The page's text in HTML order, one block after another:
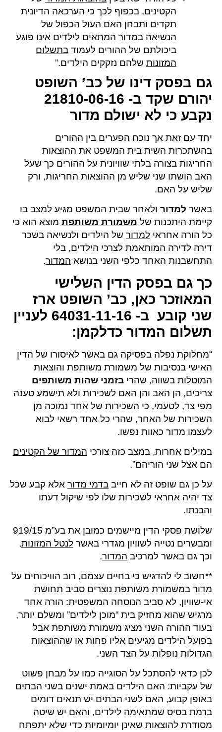
הקטינים, בכפוף לכך כי הערכאה הדיונית
תקדים ותבחן האם העול הכפול של
הנשיאה במדור המתאים לילדים אינו פוגע
ביכולתם של ההורים לעמוד בתשלום
המזונות שלהם נזקקים הילדים.”
גם בפסק דינו של כב’ השופט
יהורם שקד ב- 21810-06-16
נקבע כי לא ישולם מדור
יחד עם זאת אך נוכח הפערים בין ההורים
בהשתכרות השית בית המשפט את ההוצאות
החריגות בצורה בלתי שוויונית על ההורים כך שעל
האב הושתו שני שליש מן ההוצאות החריגות, ורק
שליש על האם.
באשר למדור ולאחר שבית המשפט מגיע למצב בו
קיימת היתכנות של משמורת משותפת מוצא הוא כי
כל הורה אחראי למדור של הילדים ולנשיאה בשכר
דירה לדירה המותאמת לצרכי הילדים, בלי
התחשבנות האחד כלפי השני בנושא המדור.
כך גם בפסק הדין השלישי
המאוזכר כאן, כב’ השופט ארז
שני קובע ב- 64031-11-16 לעניין
תשלום המדור כדלקמן:
“מחלוקת נפלה בפסיקה גם באשר לאיסורו של הדין
האישי בנסיבות של משמורת משותפת והוצאות
המוטלות בשווה, שהרי בזמני שהות משותפים
צריכים, הן האב והן האם לשכירות ולא תישמע טענה
מפי צד, לטעמי, כי השכירות של אחד נמוכה מן
השכירות של האחר, שהרי כל אחד רשאי לבוא
לעצמו מדור כאוות נפשו.
במילים אחרות, במצב כזה צורכי המדור של הקטינים
הם אצל שני הוריהם”.
על כן גם שופט זה לא חייב בדמי מדור אלא קבע שכל
צד יהיה אחראי לשכירות שלו לפי שיקול דעתו
והבנתו.
שלושת פסקי הדין מיישמים כמובן את בע”מ 919/15
ומבשרים נטייה לשוויון מגדרי באשר לנטל המזונות,
וכך גם באשר למרכיב המדור.
**חשוב לי להדגיש כי בחיים עצמם, רוב הוויכוחים על
מדור במשמורת משותפת נוצרים סביב תחושת
אי-שוויון, לא סביב הנוסחה המשפטית: הורה אחד
מרגיש שהוא מחזיק בית “מוכן לילדים” ומשלם יותר,
בעוד ההורה השני מציג משמורת משותפת אבל
בפועל הילדים מגיעים אליו פחות או שההוצאות
הגדולות נופלות על הצד השני.
לכן כדאי להסתכל על הסוגייה כמו על מבחן פשוט
של עקביות: האם הילדים באמת ישנים בשני הבתים
באופן קבוע, האם לשני הבתים יש תנאים דומים
ברמת בסיס שמתאימה לילדים, והאם יש שיטה
מסודרת להוצאות שאינן יומיומיות כדי שלא יתפתח